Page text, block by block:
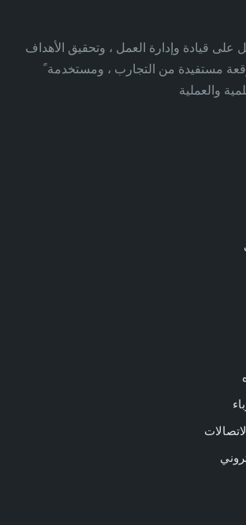
على قيادة وإدارة العمل ، وتحقيق الأهداف
مستفيدة من التجارب ، ومستخدمة
والعملية